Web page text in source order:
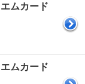
ムカード
ムカード